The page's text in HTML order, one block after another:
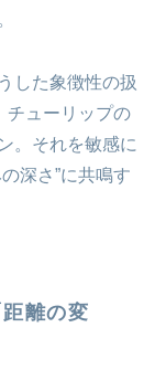
した象徴性の扱
チューリップの
。それを敏感に
深さ”に共鳴す
離の変